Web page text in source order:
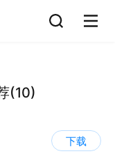
(10)
下载